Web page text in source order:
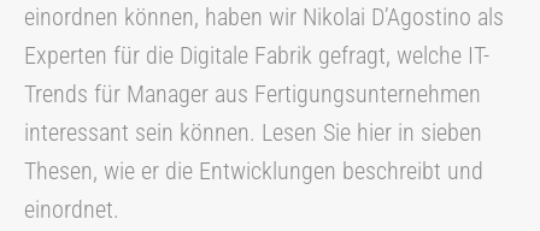
einordnen können, haben wir Nikolai D’Agostino als
Experten für die Digitale Fabrik gefragt, welche IT-
Trends für Manager aus Fertigungsunternehmen
interessant sein können. Lesen Sie hier in sieben
Thesen, wie er die Entwicklungen beschreibt und
einordnet.